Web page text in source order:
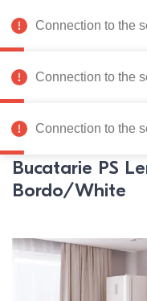
Catalog de
Pagina principală
Bucatarie PS
Bordo/White
Connection to the
Connection to the
Connection to the